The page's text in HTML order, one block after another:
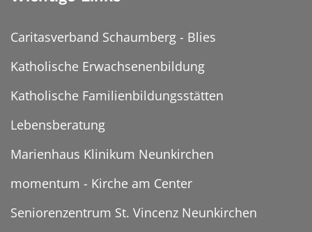
Caritasverband Schaumberg - Blies
Katholische Erwachsenenbildung
Katholische Familienbildungsstätten
Lebensberatung
Marienhaus Klinikum Neunkirchen
momentum - Kirche am Center
Seniorenzentrum St. Vincenz Neunkirchen